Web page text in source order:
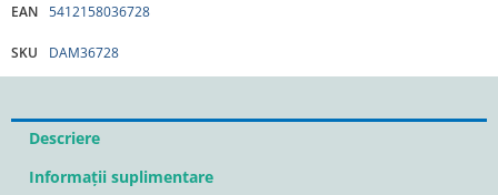
EAN 5412158036728
SKU DAM36728
Descriere
Informații suplimentare